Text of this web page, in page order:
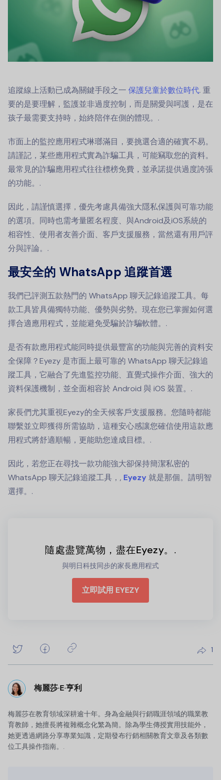
追蹤線上活動已成為關鍵手段之一 保護兒童於數位時代. 重
要的是要理解，監護並非過度控制，而是關愛與呵護，是在
孩子最需要支持時，始終陪伴在側的體現。.
市面上的監控應用程式琳瑯滿目，要挑選合適的確實不易。
請謹記，某些應用程式實為詐騙工具，可能竊取您的資料。
最常見的詐騙應用程式往往標榜免費，並承諾提供過度誇張
的功能。.
因此，請謹慎選擇，優先考慮具備強大隱私保護與可靠功能
的選項。同時也需考量匿名程度、與Android及iOS系統的
相容性、使用者友善介面、客戶支援服務，當然還有用戶評
分與評論。.
最安全的 WhatsApp 追蹤首選
我們已評測五款熱門的 WhatsApp 聊天記錄追蹤工具。每
款工具皆具備獨特功能、優勢與劣勢。現在您已掌握如何選
擇合適應用程式，並能避免受騙於詐騙軟體。.
是否有款應用程式能同時提供最豐富的功能與完善的資料安
全保障？Eyezy 是市面上最可靠的 WhatsApp 聊天記錄追
蹤工具，它融合了先進監控功能、直覺式操作介面、強大的
資料保護機制，並全面相容於 Android 與 iOS 裝置。.
家長們尤其重視Eyezy的全天候客戶支援服務。您隨時都能
聯繫並立即獲得所需協助，這種安心感讓您確信使用這款應
用程式將舒適順暢，更能助您達成目標。.
因此，若您正在尋找一款功能強大卻保持簡潔私密的
WhatsApp 聊天記錄追蹤工具，, Eyezy 就是那個。請明智
選擇。.
隨處盡覽萬物，盡在Eyezy。.
與明日科技同步的家長應用程式
立即試用 EYEZY
1
梅麗莎·E·亨利
梅麗莎在教育領域深耕逾十年。身為金融與行銷職涯領域的職業教
育教師，她擅長將複雜概念化繁為簡。除為學生傳授實用技能外，
她更透過網路分享專業知識，定期發布行銷相關教育文章及各類數
位工具操作指南。.